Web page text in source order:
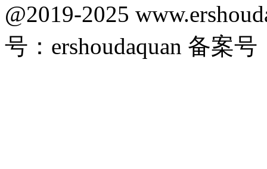
@2019-2025
号：ershoudaquan 备案